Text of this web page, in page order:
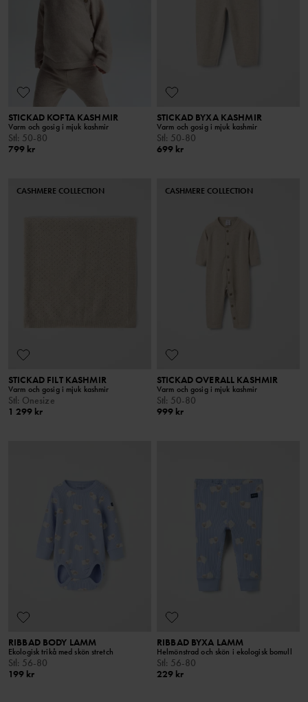
STICKAD KOFTA KASHMIR
Varm och gosig i mjuk kashmir
Stl: 50-80
799 kr
STICKAD BYXA KASHMIR
Varm och gosig i mjuk kashmir
Stl: 50-80
699 kr
CASHMERE COLLECTION
STICKAD FILT KASHMIR
Varm och gosig i mjuk kashmir
Stl: Onesize
1 299 kr
CASHMERE COLLECTION
STICKAD OVERALL KASHMIR
Varm och gosig i mjuk kashmir
Stl: 50-80
999 kr
RIBBAD BODY LAMM
Ekologisk trikå med skön stretch
Stl: 56-80
199 kr
RIBBAD BYXA LAMM
Helmönstrad och skön i ekologisk bomull
Stl: 56-80
229 kr